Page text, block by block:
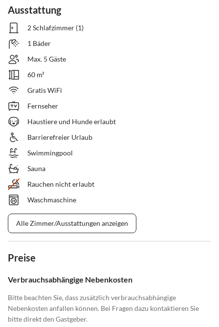
Ausstattung
2 Schlafzimmer (1)
1 Bäder
Max. 5 Gäste
60 m²
Gratis WiFi
Fernseher
Haustiere und Hunde erlaubt
Barrierefreier Urlaub
Swimmingpool
Sauna
Rauchen nicht erlaubt
Waschmaschine
Alle Zimmer/Ausstattungen anzeigen
Preise
Verbrauchsabhängige Nebenkosten
Bitte beachten Sie, dass zusätzlich verbrauchsabhängige
Nebenkosten anfallen können. Bei Fragen dazu kontaktieren Sie
bitte direkt den Gastgeber.